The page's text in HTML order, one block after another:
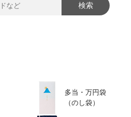
検索
多当・万円袋
（のし袋）